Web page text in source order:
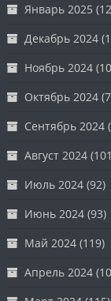
Январь 2025
Декабрь 2024
Ноябрь 2024
Октябрь 2024
Сентябрь 2024
Август 2024
Июль 2024 (92)
Июнь 2024 (93)
Май 2024 (119)
Апрель 2024